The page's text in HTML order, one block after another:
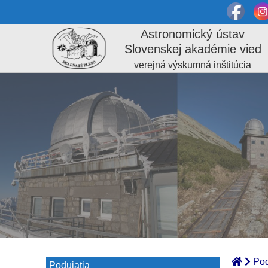
Astronomický ústav
Slovenskej akadémie vied
verejná výskumná inštitúcia
Podujatia